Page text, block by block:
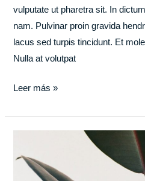
vulputate ut pharetra sit. In
nam. Pulvinar proin gravida
lacus sed turpis tincidunt. Et
Nulla at volutpat
Leer más »
that